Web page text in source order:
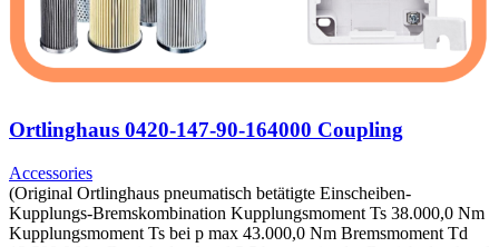
Ortlinghaus 0420-147-90-164000 Coupling
Accessories
(Original Ortlinghaus pneumatisch betätigte Einscheiben-
Kupplungs-Bremskombination Kupplungsmoment Ts 38.000,0 Nm
Kupplungsmoment Ts bei p max 43.000,0 Nm Bremsmoment Td